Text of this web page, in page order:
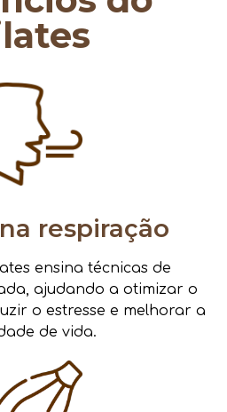
respiração
ensina técnicas de
ajudando a otimizar o
o estresse e melhorar a
de vida.